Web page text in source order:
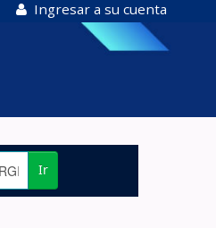
Ingresar a su cuenta
Ir